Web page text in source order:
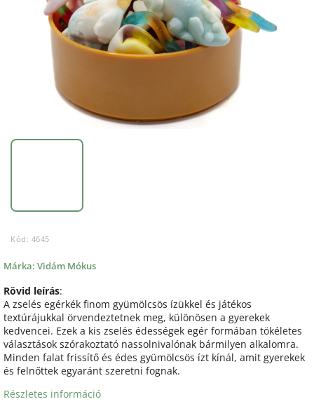
Kód: 4645
Márka: Vidám Mókus
Rövid leírás:
A zselés egérkék finom gyümölcsös ízükkel és játékos
textúrájukkal örvendeztetnek meg, különösen a gyerekek
kedvencei. Ezek a kis zselés édességek egér formában tökéletes
választások szórakoztató nassolnivalónak bármilyen alkalomra.
Minden falat frissítő és édes gyümölcsös ízt kínál, amit gyerekek
és felnőttek egyaránt szeretni fognak.
Részletes információ